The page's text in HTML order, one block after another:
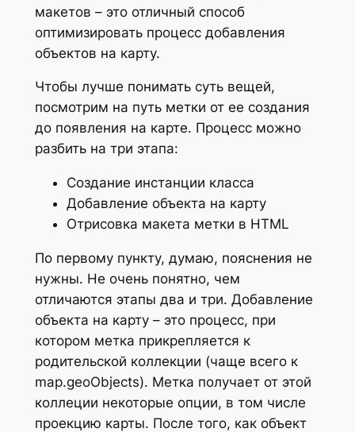
макетов – это отличный способ
оптимизировать процесс добавления
объектов на карту.
Чтобы лучше понимать суть вещей,
посмотрим на путь метки от ее создания
до появления на карте. Процесс можно
разбить на три этапа:
Создание инстанции класса
Добавление объекта на карту
Отрисовка макета метки в HTML
По первому пункту, думаю, пояснения не
нужны. Не очень понятно, чем
отличаются этапы два и три. Добавление
объекта на карту – это процесс, при
котором метка прикрепляется к
родительской коллекции (чаще всего к
map.geoObjects). Метка получает от этой
коллеции некоторые опции, в том числе
проекцию карты. После того, как объект